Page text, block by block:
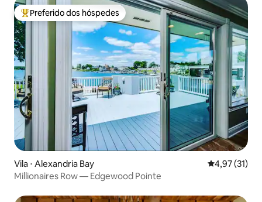
Entre os melhores preferidos dos hóspedes
Preferido dos hóspedes
Vila ⋅ Alexandria Bay 4,97 de uma
4,97 (31)
Millionaires Row — Edgewood Pointe